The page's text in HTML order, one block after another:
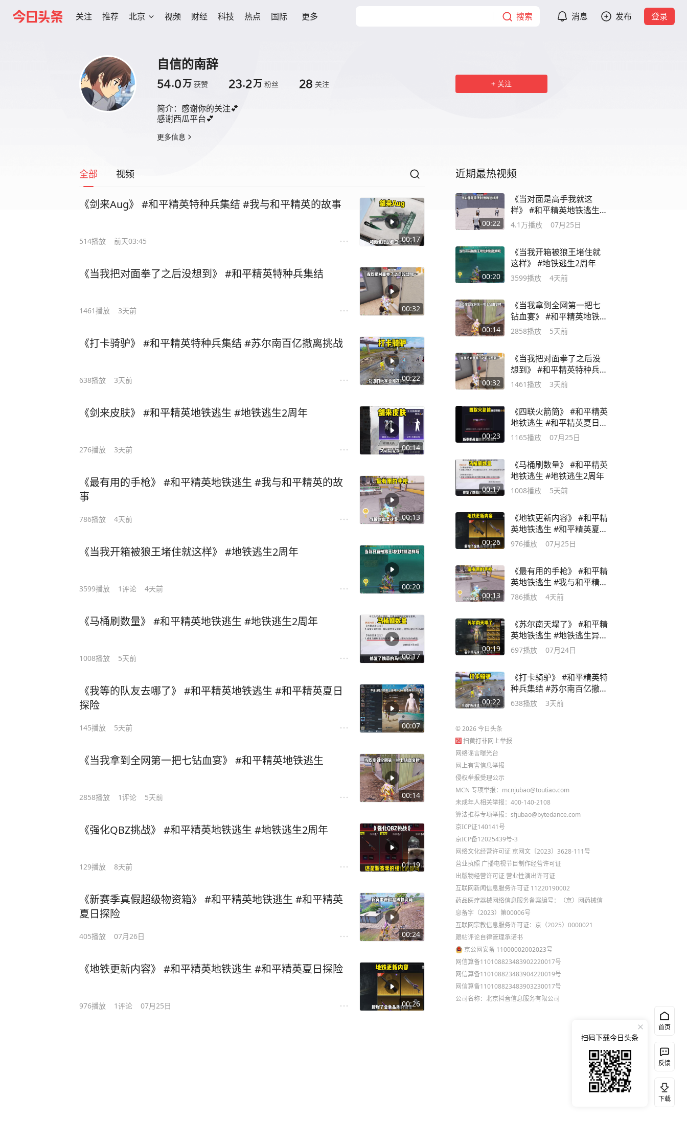
关注 推荐 北京 视频 财经 科技 热点 国际 更多 搜索 消息 发布 登录
自信的南辞
54.0万 获赞 23.2万 粉丝 28 关注
简介： 感谢你的关注💕
感谢西瓜平台💕
更多信息
关注
全部 视频
00:17
《剑来Aug》 #和平精英特种兵集结 #我与和平精英的故事
514播放 前天03:45
00:32
《当我把对面拳了之后没想到》 #和平精英特种兵集结
1461播放 3天前
00:22
《打卡骑驴》 #和平精英特种兵集结 #苏尔南百亿撤离挑战
638播放 3天前
00:14
《剑来皮肤》 #和平精英地铁逃生 #地铁逃生2周年
276播放 3天前
00:13
《最有用的手枪》 #和平精英地铁逃生 #我与和平精英的故
事
786播放 4天前
00:20
《当我开箱被狼王堵住就这样》 #地铁逃生2周年
3599播放 1评论 4天前
00:17
《马桶刷数量》 #和平精英地铁逃生 #地铁逃生2周年
1008播放 5天前
00:07
《我等的队友去哪了》 #和平精英地铁逃生 #和平精英夏日
探险
145播放 5天前
00:14
《当我拿到全网第一把七钻血宴》 #和平精英地铁逃生
2858播放 1评论 5天前
01:19
《强化QBZ挑战》 #和平精英地铁逃生 #地铁逃生2周年
129播放 8天前
00:24
《新赛季真假超级物资箱》 #和平精英地铁逃生 #和平精英
夏日探险
405播放 07月26日
00:26
《地铁更新内容》 #和平精英地铁逃生 #和平精英夏日探险
976播放 1评论 07月25日
近期最热视频
00:22
《当对面是高手我就这
样》 #和平精英地铁逃生 #
地铁逃生异变入侵
4.1万播放 07月25日
00:20
《当我开箱被狼王堵住就
这样》 #地铁逃生2周年
3599播放 4天前
00:14
《当我拿到全网第一把七
钻血宴》 #和平精英地铁逃
生
2858播放 5天前
00:32
《当我把对面拳了之后没
想到》 #和平精英特种兵集
结
1461播放 3天前
00:23
《四联火箭筒》 #和平精英
地铁逃生 #和平精英夏日探
险
1165播放 07月25日
00:17
《马桶刷数量》 #和平精英
地铁逃生 #地铁逃生2周年
1008播放 5天前
00:26
《地铁更新内容》 #和平精
英地铁逃生 #和平精英夏日
探险
976播放 07月25日
00:13
《最有用的手枪》 #和平精
英地铁逃生 #我与和平精英
的故事
786播放 4天前
00:19
《苏尔南天塌了》 #和平精
英地铁逃生 #地铁逃生异变
入侵
697播放 07月24日
00:22
《打卡骑驴》 #和平精英特
种兵集结 #苏尔南百亿撤离
挑战
638播放 3天前
©2026今日头条
扫黄打非网上举报
网络谣言曝光台
网上有害信息举报
侵权举报受理公示
MCN 专项举报：mcnjubao@toutiao.com
未成年人相关举报：400-140-2108
算法推荐专项举报：sfjubao@bytedance.com
京ICP证140141号
京ICP备12025439号-3
网络文化经营许可证 京网文〔2023〕3628-111号
营业执照 广播电视节目制作经营许可证
出版物经营许可证 营业性演出许可证
互联网新闻信息服务许可证 11220190002
药品医疗器械网络信息服务备案编号：（京）网药械信
息备字（2023）第00006号
互联网宗教信息服务许可证：京（2025）0000021
跟帖评论自律管理承诺书
京公网安备 11000002002023号
网信算备110108823483902220017号
网信算备110108823483904220019号
网信算备110108823483903230017号
公司名称：北京抖音信息服务有限公司
首页
反馈
下载
扫码下载今日头条